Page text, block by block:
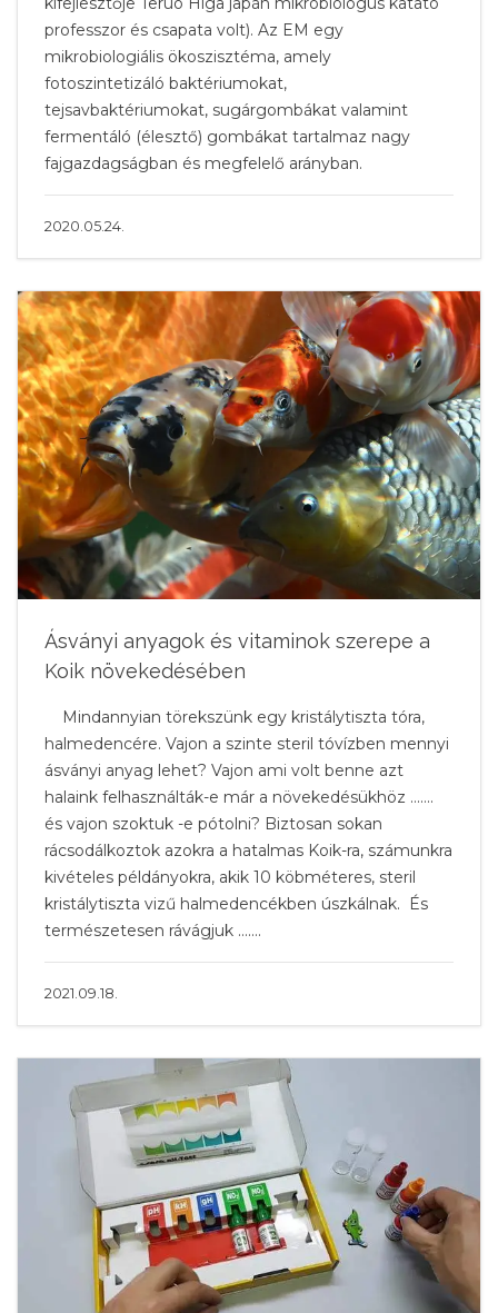
Ásványi anyagok és vitaminok szerepe a
Koik növekedésében
Mindannyian törekszünk egy kristálytiszta tóra,
halmedencére. Vajon a szinte steril tóvízben mennyi
ásványi anyag lehet? Vajon ami volt benne azt
halaink felhasználták-e már a növekedésükhöz …….
és vajon szoktuk -e pótolni? Biztosan sokan
rácsodálkoztok azokra a hatalmas Koik-ra, számunkra
kivételes példányokra, akik 10 köbméteres, steril
kristálytiszta vizű halmedencékben úszkálnak. És
természetesen rávágjuk …….
2021.09.18.
professzor és csapata volt). Az EM egy
mikrobiologiális ökoszisztéma, amely
fotoszintetizáló baktériumokat,
tejsavbaktériumokat, sugárgombákat valamint
fermentáló (élesztő) gombákat tartalmaz nagy
fajgazdagságban és megfelelő arányban.
2020.05.24.